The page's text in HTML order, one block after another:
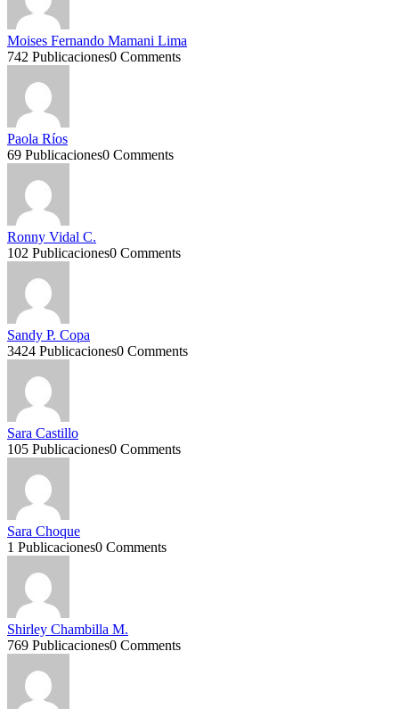
Moises Fernando Mamani Lima
742 Publicaciones0 Comments
Paola Ríos
69 Publicaciones0 Comments
Ronny Vidal C.
102 Publicaciones0 Comments
Sandy P. Copa
3424 Publicaciones0 Comments
Sara Castillo
105 Publicaciones0 Comments
Sara Choque
1 Publicaciones0 Comments
Shirley Chambilla M.
769 Publicaciones0 Comments